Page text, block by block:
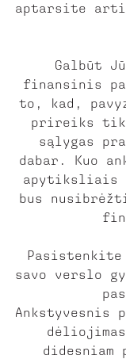
aptarsite
Galbūt
finansinis
to, kad,
prireiks tik
sąlygas
dabar. Kuo
apytiksliais
bus
savo verslo
Ankstyvesnis